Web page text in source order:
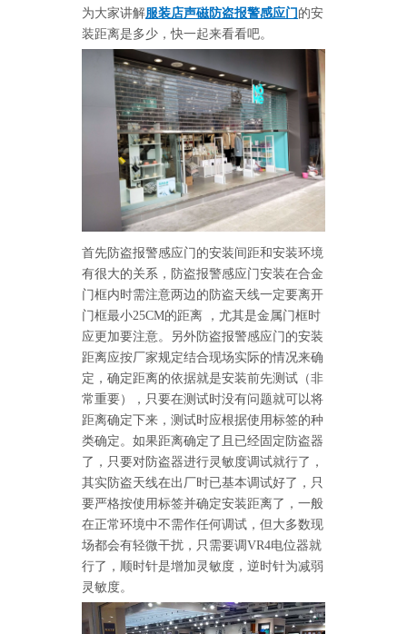
为大家讲解服装店声磁防盗报警感应门 的安
装距离是多少，快一起来看看吧。
首先防盗报警感应门的安装间距和安装环境
有很大的关系，防盗报警感应门安装在合金
门框内时需注意两边的防盗天线一定要离开
门框最小25CM的距离 ，尤其是金属门框时
应更加要注意。另外防盗报警感应门的安装
距离应按厂家规定结合现场实际的情况来确
定，确定距离的依据就是安装前先测试（非
常重要），只要在测试时没有问题就可以将
距离确定下来，测试时应根据使用标签的种
类确定。如果距离确定了且已经固定防盗器
了，只要对防盗器进行灵敏度调试就行了，
其实防盗天线在出厂时已基本调试好了，只
要严格按使用标签并确定安装距离了，一般
在正常环境中不需作任何调试，但大多数现
场都会有轻微干扰，只需要调VR4电位器就
行了，顺时针是增加灵敏度，逆时针为减弱
灵敏度。